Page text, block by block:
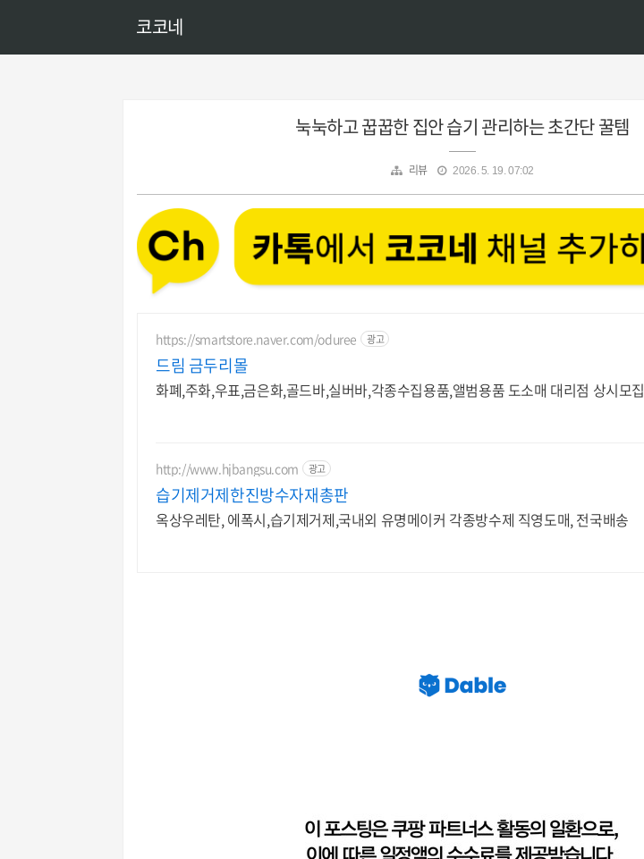
코코네
눅눅하고 꿉꿉한 집안 습기 관리하는 초간단 꿀템
리뷰 2026. 5. 19. 07:02
https://smartstore.naver.com/oduree 광고
드림 금두리몰
화폐,주화,우표,금은화,골드바,실버바,각종수집용품,앨범용품 도소매 대리점 상시모집
http://www.hjbangsu.com 광고
습기제거제한진방수자재총판
옥상우레탄, 에폭시,습기제거제,국내외 유명메이커 각종방수제 직영도매, 전국배송